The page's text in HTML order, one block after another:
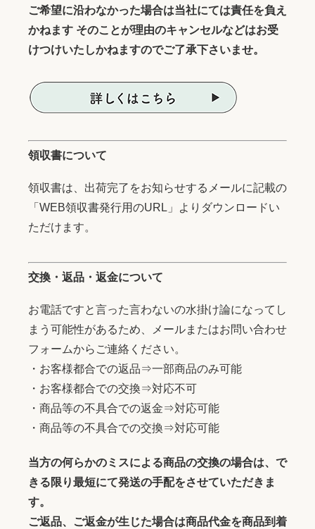
ご希望に沿わなかった場合は当社にては責任を負え
かねます そのことが理由のキャンセルなどはお受
けつけいたしかねますのでご了承下さいませ。
領収書について
領収書は、出荷完了をお知らせするメールに記載の
「WEB領収書発行用のURL」よりダウンロードい
ただけます。
交換・返品・返金について
お電話ですと言った言わないの水掛け論になってし
まう可能性があるため、メールまたはお問い合わせ
フォームからご連絡ください。
・お客様都合での返品⇒一部商品のみ可能
・お客様都合での交換⇒対応不可
・商品等の不具合での返金⇒対応可能
・商品等の不具合での交換⇒対応可能
当方の何らかのミスによる商品の交換の場合は、で
きる限り最短にて発送の手配をさせていただきま
す。
ご返品、ご返金が生じた場合は商品代金を商品到着